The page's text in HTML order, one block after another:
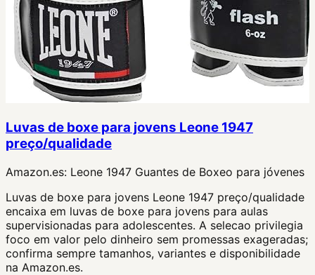
Luvas de boxe para jovens Leone 1947
preço/qualidade
Amazon.es: Leone 1947 Guantes de Boxeo para jóvenes
Luvas de boxe para jovens Leone 1947 preço/qualidade
encaixa em luvas de boxe para jovens para aulas
supervisionadas para adolescentes. A selecao privilegia
foco em valor pelo dinheiro sem promessas exageradas;
confirma sempre tamanhos, variantes e disponibilidade
na Amazon.es.